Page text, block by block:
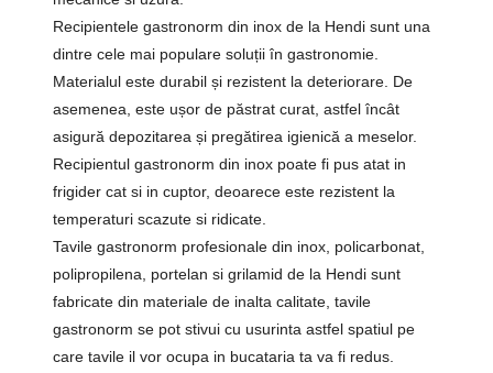
Recipientele gastronorm din inox de la Hendi sunt una
dintre cele mai populare soluții în gastronomie.
Materialul este durabil și rezistent la deteriorare. De
asemenea, este ușor de păstrat curat, astfel încât
asigură depozitarea și pregătirea igienică a meselor.
Recipientul gastronorm din inox poate fi pus atat in
frigider cat si in cuptor, deoarece este rezistent la
temperaturi scazute si ridicate.
Tavile gastronorm profesionale din inox, policarbonat,
polipropilena, portelan si grilamid de la Hendi sunt
fabricate din materiale de inalta calitate, tavile
gastronorm se pot stivui cu usurinta astfel spatiul pe
care tavile il vor ocupa in bucataria ta va fi redus.